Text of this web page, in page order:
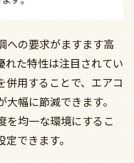
への要求がますます高
れた特性は注目されてい
併用することで、エアコ
幅に節減できます。
を均一な環境にするこ
できます。